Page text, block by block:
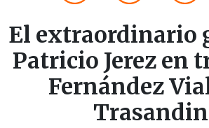
El extraordinario
Patricio Jerez en
Fernández